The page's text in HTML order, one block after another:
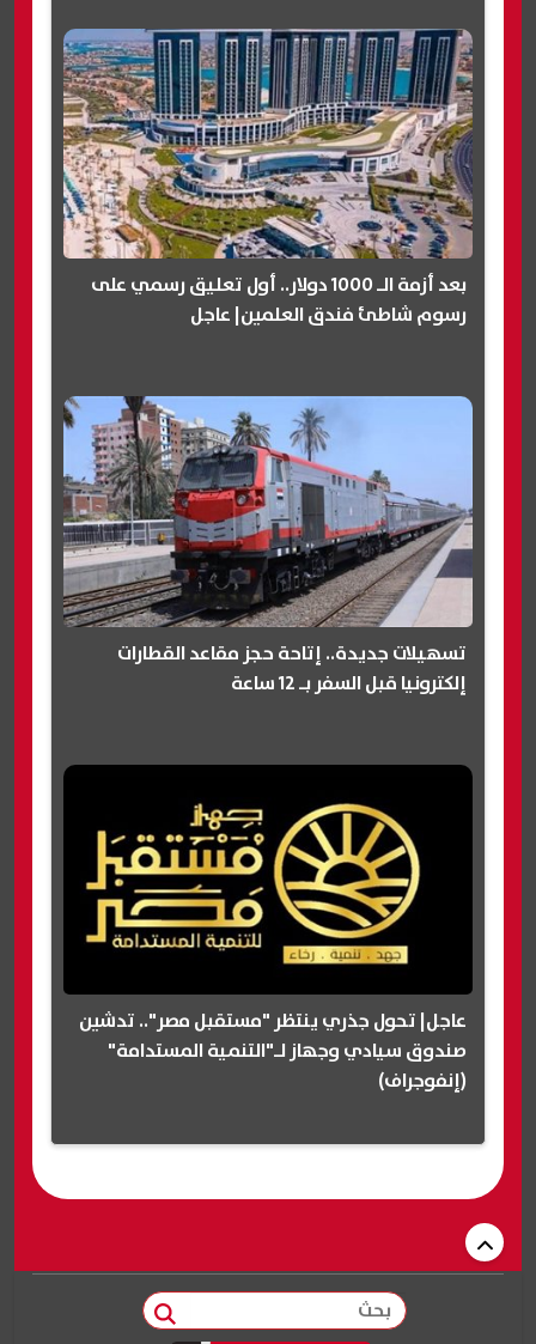
بعد أزمة الـ 1000 دولار.. أول تعليق رسمي على
رسوم شاطئ فندق العلمين| عاجل
تسهيلات جديدة.. إتاحة حجز مقاعد القطارات
إلكترونيا قبل السفر بـ 12 ساعة
عاجل| تحول جذري ينتظر "مستقبل مصر".. تدشين
صندوق سيادي وجهاز لـ"التنمية المستدامة"
(إنفوجراف)
بحث